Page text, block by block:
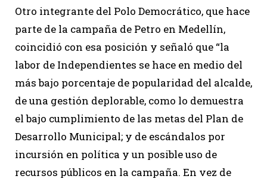
Otro integrante del Polo Democrático, que hace
parte de la campaña de Petro en Medellín,
coincidió con esa posición y señaló que “la
labor de Independientes se hace en medio del
más bajo porcentaje de popularidad del alcalde,
de una gestión deplorable, como lo demuestra
el bajo cumplimiento de las metas del Plan de
Desarrollo Municipal; y de escándalos por
incursión en política y un posible uso de
recursos públicos en la campaña. En vez de